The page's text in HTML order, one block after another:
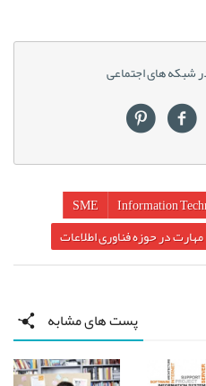
شبکه های اجتماعی
Information
SME
مهارت در حوزه فناوری اطلاعات
پست های مشابه